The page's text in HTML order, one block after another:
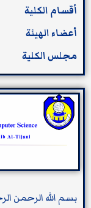
أقسام الكلية
أعضاء الهيئة
مجلس الكلية
بسم الله الرحمن